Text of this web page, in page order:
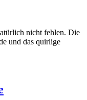
nicht fehlen. Die
und das quirlige